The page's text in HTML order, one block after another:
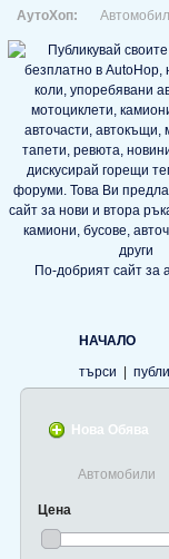
АутоХоп:
По-добрият сайт за
НАЧАЛО
търси
Нова Обява
Автомобили
Цена